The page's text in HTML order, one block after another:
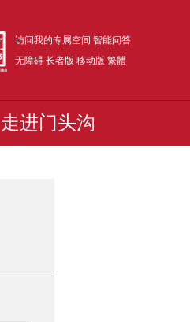
访问我的专属空间 智能问答
无障碍 长者版 移动版 繁體
走进门头沟